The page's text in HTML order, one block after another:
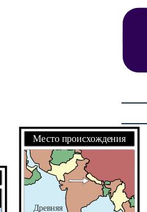
FOUNDERS
Место происхождения
Древняя